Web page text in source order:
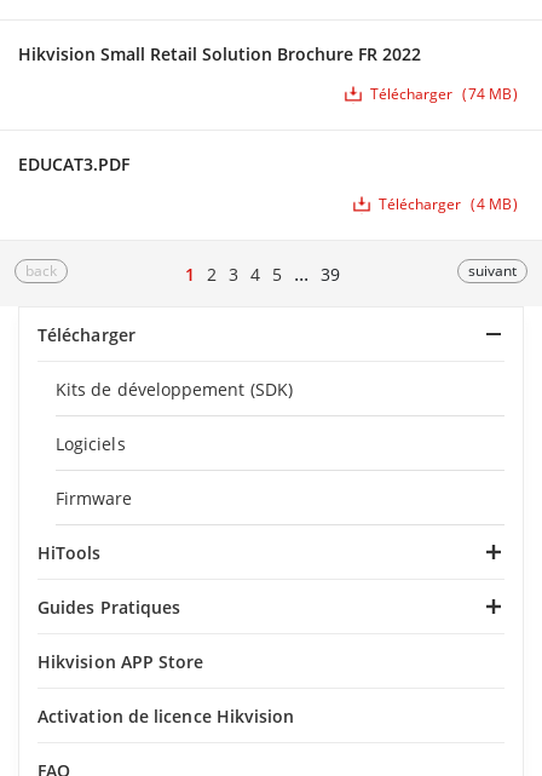
Hikvision Small Retail Solution Brochure FR 2022
Télécharger 74 MB
EDUCAT3.PDF
Télécharger 4 MB
back 1 2 3 4 5 ... 39 suivant
Télécharger
Kits de développement (SDK)
Logiciels
Firmware
HiTools
Guides Pratiques
Hikvision APP Store
Activation de licence Hikvision
FAQ